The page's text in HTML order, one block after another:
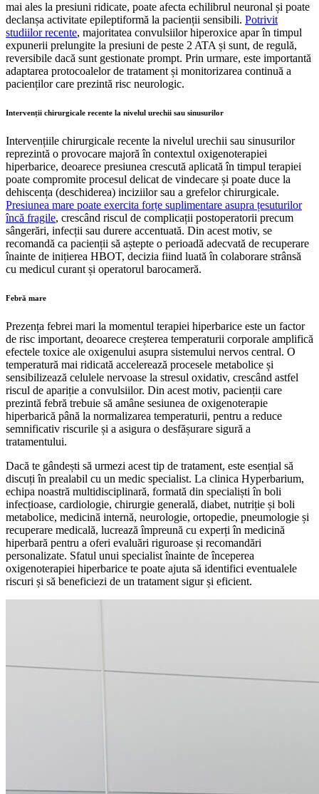
mai ales la presiuni ridicate, poate afecta echilibrul neuronal și poate
declanșa activitate epileptiformă la pacienții sensibili. Potrivit
studiilor recente, majoritatea convulsiilor hiperoxice apar în timpul
expunerii prelungite la presiuni de peste 2 ATA și sunt, de regulă,
reversibile dacă sunt gestionate prompt. Prin urmare, este importantă
adaptarea protocoalelor de tratament și monitorizarea continuă a
pacienților care prezintă risc neurologic.
Intervenții chirurgicale recente la nivelul urechii sau sinusurilor
Intervențiile chirurgicale recente la nivelul urechii sau sinusurilor
reprezintă o provocare majoră în contextul oxigenoterapiei
hiperbarice, deoarece presiunea crescută aplicată în timpul terapiei
poate compromite procesul delicat de vindecare și poate duce la
dehiscența (deschiderea) inciziilor sau a grefelor chirurgicale.
Presiunea mare poate exercita forțe suplimentare asupra țesuturilor
încă fragile, crescând riscul de complicații postoperatorii precum
sângerări, infecții sau durere accentuată. Din acest motiv, se
recomandă ca pacienții să aștepte o perioadă adecvată de recuperare
înainte de inițierea HBOT, decizia fiind luată în colaborare strânsă
cu medicul curant și operatorul barocameră.
Febră mare
Prezența febrei mari la momentul terapiei hiperbarice este un factor
de risc important, deoarece creșterea temperaturii corporale amplifică
efectele toxice ale oxigenului asupra sistemului nervos central. O
temperatură mai ridicată accelerează procesele metabolice și
sensibilizează celulele nervoase la stresul oxidativ, crescând astfel
riscul de apariție a convulsiilor. Din acest motiv, pacienții care
prezintă febră trebuie să amâne sesiunea de oxigenoterapie
hiperbarică până la normalizarea temperaturii, pentru a reduce
semnificativ riscurile și a asigura o desfășurare sigură a
tratamentului.
Dacă te gândești să urmezi acest tip de tratament, este esențial să
discuți în prealabil cu un medic specialist. La clinica Hyperbarium,
echipa noastră multidisciplinară, formată din specialiști în boli
infecțioase, cardiologie, chirurgie generală, diabet, nutriție și boli
metabolice, medicină internă, neurologie, ortopedie, pneumologie și
recuperare medicală, lucrează împreună cu experți în medicină
hiperbară pentru a oferi evaluări riguroase și recomandări
personalizate. Sfatul unui specialist înainte de începerea
oxigenoterapiei hiperbarice te poate ajuta să identifici eventualele
riscuri și să beneficiezi de un tratament sigur și eficient.